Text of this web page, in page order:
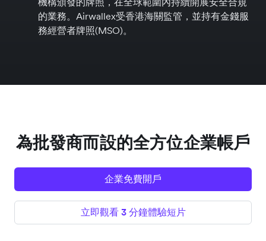
的業務。Airwallex受香港海關監管，並持有金錢服
務經營者牌照(MSO)。
為批發商而設的全方位企業帳戶
企業免費開戶
立即觀看 3 分鐘體驗短片